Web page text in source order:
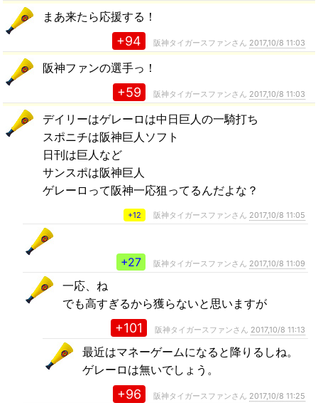
まあ来たら応援する！
+94 阪神タイガースファンさん 2017,10/8 11:03
阪神ファンの選手っ！
+59 阪神タイガースファンさん 2017,10/8 11:03
デイリーはゲレーロは中日巨人の一騎打ち
スポニチは阪神巨人ソフト
日刊は巨人など
サンスポは阪神巨人
ゲレーロって阪神一応狙ってるんだよな？
+12 阪神タイガースファンさん 2017,10/8 11:05
+27 阪神タイガースファンさん 2017,10/8 11:09
一応、ね
でも高すぎるから獲らないと思いますが
+101 阪神タイガースファンさん 2017,10/8 11:13
最近はマネーゲームになると降りるしね。
ゲレーロは無いでしょう。
+96 阪神タイガースファンさん 2017,10/8 11:25